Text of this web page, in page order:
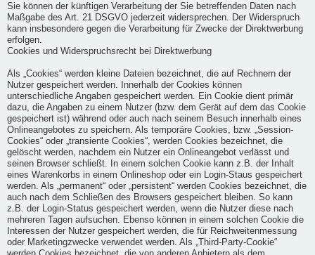
Sie können der künftigen Verarbeitung der Sie betreffenden Daten nach
Maßgabe des Art. 21 DSGVO jederzeit widersprechen. Der Widerspruch
kann insbesondere gegen die Verarbeitung für Zwecke der Direktwerbung
erfolgen.
Cookies und Widerspruchsrecht bei Direktwerbung
Als „Cookies“ werden kleine Dateien bezeichnet, die auf Rechnern der
Nutzer gespeichert werden. Innerhalb der Cookies können
unterschiedliche Angaben gespeichert werden. Ein Cookie dient primär
dazu, die Angaben zu einem Nutzer (bzw. dem Gerät auf dem das Cookie
gespeichert ist) während oder auch nach seinem Besuch innerhalb eines
Onlineangebotes zu speichern. Als temporäre Cookies, bzw. „Session-
Cookies“ oder „transiente Cookies“, werden Cookies bezeichnet, die
gelöscht werden, nachdem ein Nutzer ein Onlineangebot verlässt und
seinen Browser schließt. In einem solchen Cookie kann z.B. der Inhalt
eines Warenkorbs in einem Onlineshop oder ein Login-Staus gespeichert
werden. Als „permanent“ oder „persistent“ werden Cookies bezeichnet, die
auch nach dem Schließen des Browsers gespeichert bleiben. So kann
z.B. der Login-Status gespeichert werden, wenn die Nutzer diese nach
mehreren Tagen aufsuchen. Ebenso können in einem solchen Cookie die
Interessen der Nutzer gespeichert werden, die für Reichweitenmessung
oder Marketingzwecke verwendet werden. Als „Third-Party-Cookie“